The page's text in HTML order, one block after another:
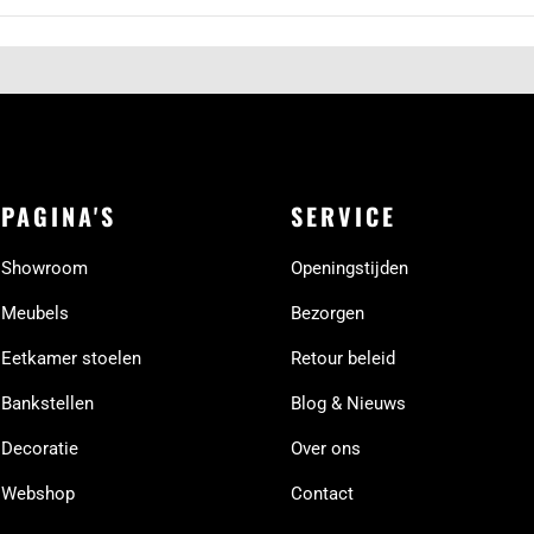
PAGINA'S
Showroom
Meubels
Eetkamer stoelen
Bankstellen
Decoratie
Webshop
SERVICE
Openingstijden
Bezorgen
Retour beleid
Blog & Nieuws
Over ons
Contact